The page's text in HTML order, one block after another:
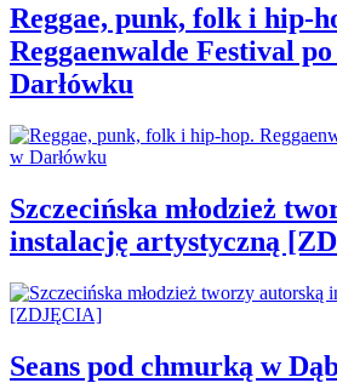
Reggae, punk, folk i hip-
Reggaenwalde Festival
Darłówku
Szczecińska młodzież
instalację artystyczną
Seans pod chmurką w